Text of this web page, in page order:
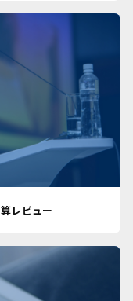
レビュー